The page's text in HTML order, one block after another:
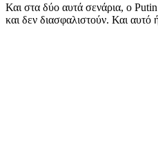
Και στα δύο αυτά σενάρια, ο
και δεν διασφαλιστούν. Και αυτό